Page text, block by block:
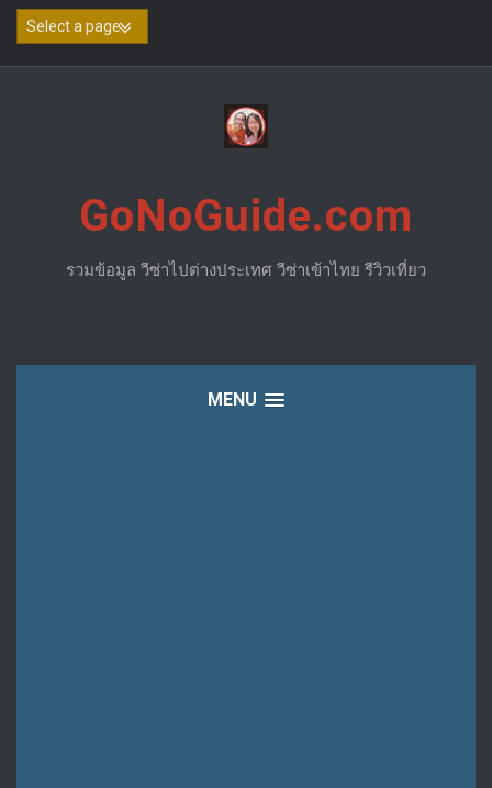
Skip
GoNoGuide.com
รวมข้อมูล วีซ่าไปต่างประเทศ วีซ่าเข้าไทย รีวิวเที่ยว
MENU